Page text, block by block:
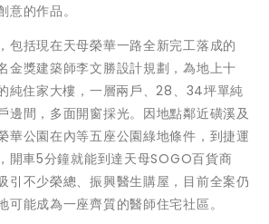
的作品。
包括現在天母榮華一路全新完工落成的
金獎建築師李文勝設計規劃，為地上十
純住家大樓，一層兩戶、28、34坪單純
邊間，多面開窗採光。因地點鄰近磺溪及
華公園在內等五座公園綠地條件，到捷運
開車5分鐘就能到達天母SOGO百貨商
引不少榮總、振興醫生購屋，目前全案仍
可能成為一座齊質的醫師住宅社區。